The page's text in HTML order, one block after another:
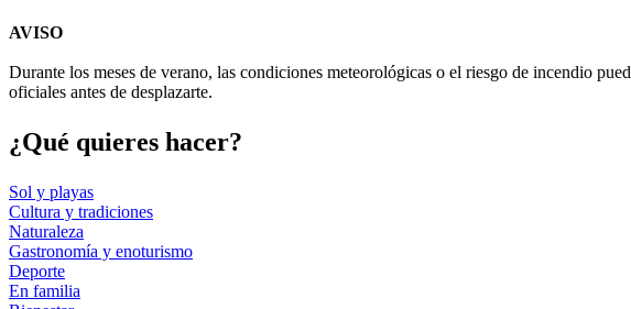
−
AVISO
Durante los meses de verano, las condiciones meteorológicas o el riesgo de incendio
oficiales antes de desplazarte.
¿Qué quieres hacer?
Sol y playas
Cultura y tradiciones
Naturaleza
Gastronomía y enoturismo
Deporte
En familia